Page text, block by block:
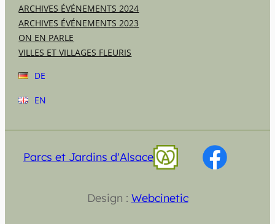
ARCHIVES ÉVÉNEMENTS 2024
ARCHIVES ÉVÉNEMENTS 2023
ON EN PARLE
VILLES ET VILLAGES FLEURIS
DE
EN
Parcs et Jardins d'Alsace
Design : Webcinetic